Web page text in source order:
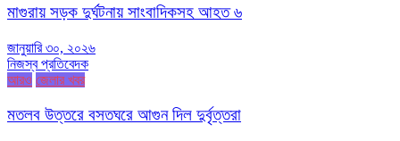
মাগুরায় সড়ক দুর্ঘটনায় সাংবাদিকসহ আহত ৬
জানুয়ারি ৩০, ২০২৬
নিজস্ব প্রতিবেদক
আরও জেলার খবর
মতলব উত্তরে বসতঘরে আগুন দিল দুর্বৃত্তরা